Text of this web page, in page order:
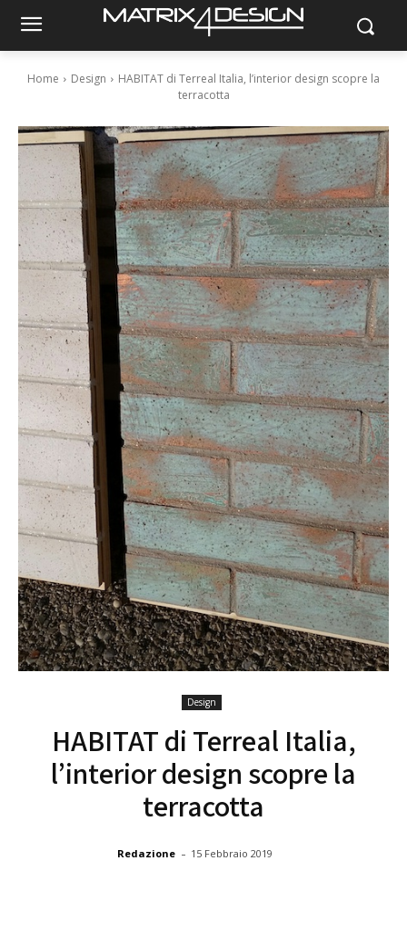
Home Design
HABITAT di Terreal Italia, l’interior design scopre la
terracotta
Design
HABITAT di Terreal Italia,
l’interior design scopre la
terracotta
Redazione - 15 Febbraio 2019